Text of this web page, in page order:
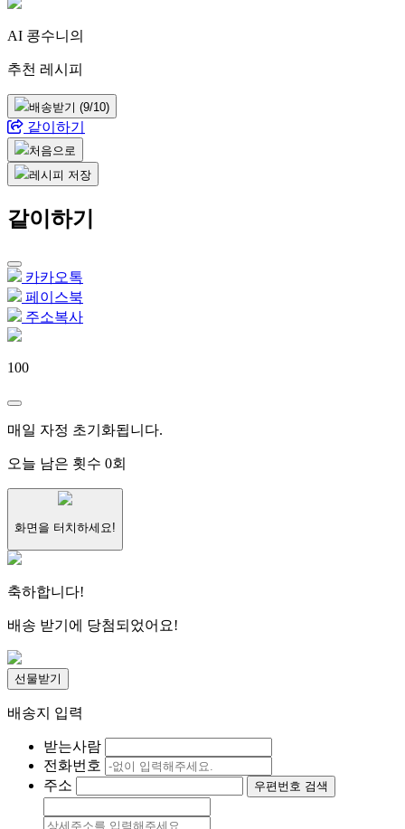
AI 콩수니의
추천 레시피
배송받기 (9/10)
같이하기
처음으로
레시피 저장
같이하기
카카오톡
페이스북
주소복사
100
매일 자정 초기화됩니다.
오늘 남은 횟수 0회
화면을 터치하세요!
축하합니다!
배송 받기에 당첨되었어요!
선물받기
배송지 입력
받는사람
전화번호
주소
우편번호 검색